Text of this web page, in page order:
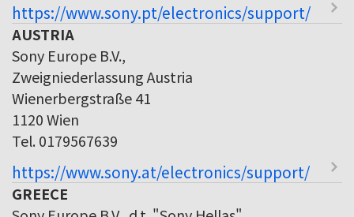
https://www.sony.pt/electronics/support/
AUSTRIA
Sony Europe B.V.,
Zweigniederlassung Austria
Wienerbergstraße 41
1120 Wien
Tel. 0179567639
https://www.sony.at/electronics/support/
GREECE